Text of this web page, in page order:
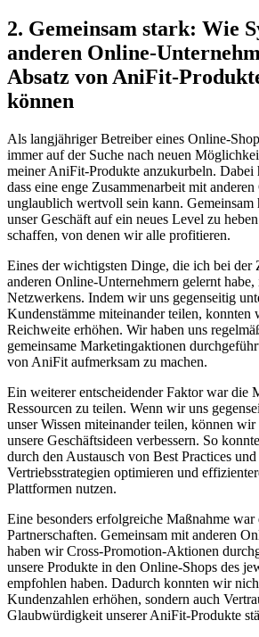
2. Gemeinsam stark: ‍Wie
anderen Online-
Absatz von AniFit-
‌können
Als langjähriger Betreiber eines Online-
immer auf der Suche nach neuen
meiner AniFit-Produkte anzukurbeln. Dabei
dass eine enge Zusammenarbeit mit⁢
unglaublich wertvoll sein kann. Gemeinsam
unser Geschäft ⁢auf ein neues Level zu⁣
‍schaffen, von denen​ wir ⁢alle profitieren.
Eines der wichtigsten Dinge, die ich bei der
anderen Online-Unternehmern⁤ gelernt
⁢Netzwerkens. ⁤Indem wir​ uns gegenseitig
‍Kundenstämme miteinander teilen, konnten
Reichweite erhöhen. Wir haben uns
gemeinsame Marketingaktionen
von ⁣AniFit aufmerksam zu machen.
Ein ⁤weiterer entscheidender‍ Faktor war die
​Ressourcen⁣ zu teilen. Wenn wir uns
unser Wissen miteinander teilen, können
unsere⁤ Geschäftsideen⁤ verbessern. ⁢So
durch den Austausch von⁣ Best ⁢Practices
Vertriebsstrategien optimieren und
Plattformen nutzen.
Eine besonders⁤ erfolgreiche Maßnahme
Partnerschaften. Gemeinsam⁢ mit anderen
haben‍ wir ⁣Cross-Promotion-Aktionen
unsere Produkte in den Online-Shops des‌
empfohlen‌ haben. Dadurch ​konnten⁣ wir
Kundenzahlen ⁣erhöhen, sondern auch
Glaubwürdigkeit unserer‌ AniFit-Produkte